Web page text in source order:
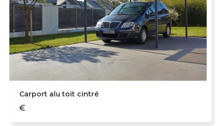
Carport alu toit cintré
€